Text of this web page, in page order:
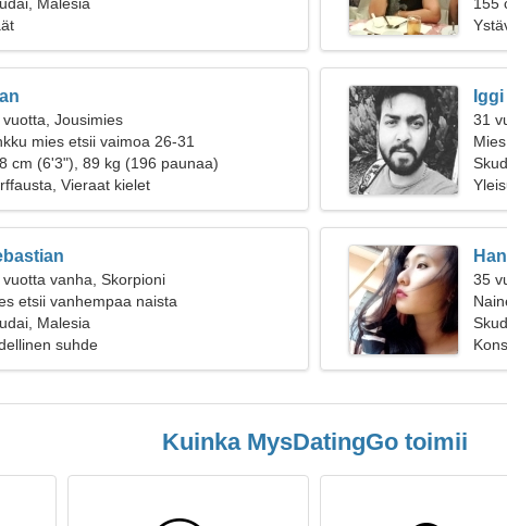
vuotta, Jousimies
mies etsii vaimoa 26-31
cm (6'3"), 89 kg (196 paunaa)
Vieraat kielet
Iggi
31
vuotta vanha, Skorpioni
etsii vanhempaa naista
Malesia
suhde
35
Kuinka MysDatingGo toimii